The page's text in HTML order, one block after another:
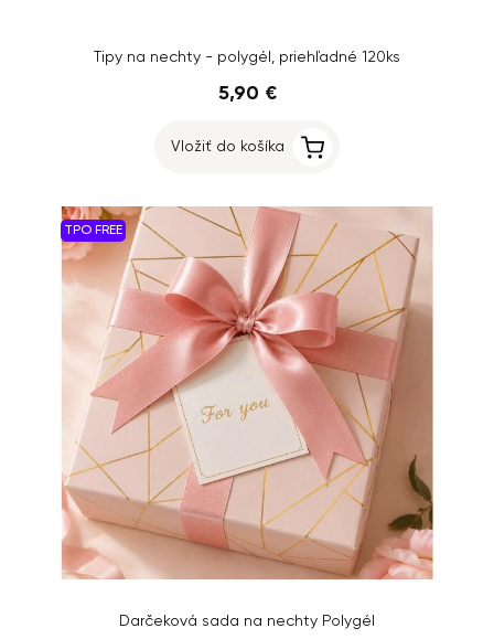
Tipy na nechty - polygél, priehľadné 120ks
5,90 €
Vložiť do košíka
TPO FREE
Darčeková sada na nechty Polygél